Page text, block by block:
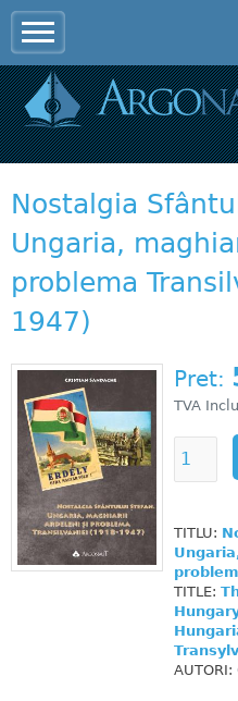
Nostalgia
Ungaria,
problema
1947)
Pret:
TVA
TITLU:
TITLE:
AUTORI: